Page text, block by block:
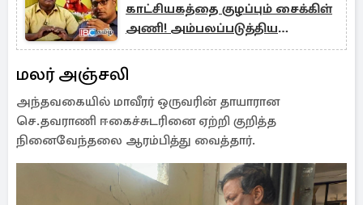
காட்சியகத்தை குழப்பும் சைக்கிள்
அணி! அம்பலப்படுத்திய
மணிவண்ணன் தரப்பு
மலர் அஞ்சலி
அந்தவகையில் மாவீரர் ஒருவரின் தாயாரான
செ.தவராணி ஈகைச்சுடரினை ஏற்றி குறித்த
நினைவேந்தலை ஆரம்பித்து வைத்தார்.